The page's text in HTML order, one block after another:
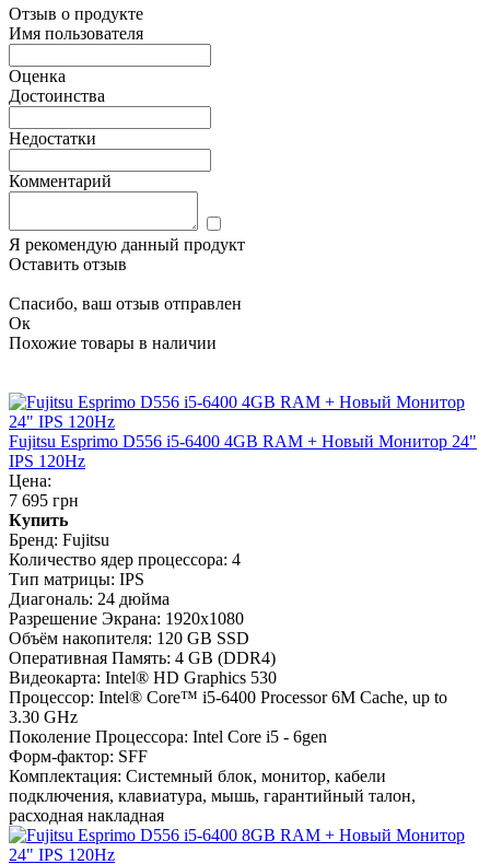
Отзыв о продукте
Имя пользователя
Оценка
Достоинства
Недостатки
Комментарий
Я рекомендую данный продукт
Оставить отзыв
Спасибо, ваш отзыв отправлен
Ок
Похожие товары в наличии
Fujitsu Esprimo D556 i5-6400 4GB RAM + Новый Монитор 24"
IPS 120Hz
Цена:
7 695 грн
Купить
Бренд: Fujitsu
Количество ядер процессора: 4
Тип матрицы: IPS
Диагональ: 24 дюйма
Разрешение Экрана: 1920x1080
Объём накопителя: 120 GB SSD
Оперативная Память: 4 GB (DDR4)
Видеокарта: Intel® HD Graphics 530
Процессор: Intel® Core™ i5-6400 Processor 6M Cache, up to
3.30 GHz
Поколение Процессора: Intel Core i5 - 6gen
Форм-фактор: SFF
Комплектация: Системный блок, монитор, кабели
подключения, клавиатура, мышь, гарантийный талон,
расходная накладная